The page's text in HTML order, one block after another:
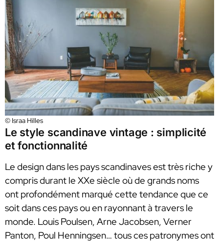
© Israa Hilles
Le style scandinave vintage : simplicité
et fonctionnalité
Le design dans les pays scandinaves est très riche y
compris durant le XXe siècle où de grands noms
ont profondément marqué cette tendance que ce
soit dans ces pays ou en rayonnant à travers le
monde. Louis Poulsen, Arne Jacobsen, Verner
Panton, Poul Henningsen… tous ces patronymes ont